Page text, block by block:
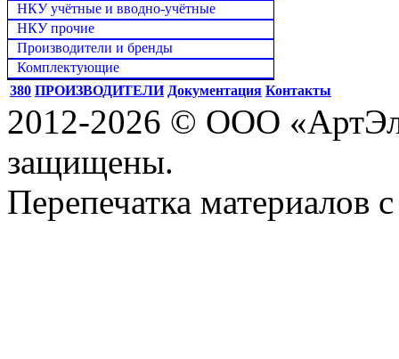
НКУ учётные и вводно-учётные
НКУ прочие
Производители и бренды
Комплектующие
380 ПРОИЗВОДИТЕЛИ Документация Контакты
2012-2026 © ООО
защищены.
Перепечатка материалов